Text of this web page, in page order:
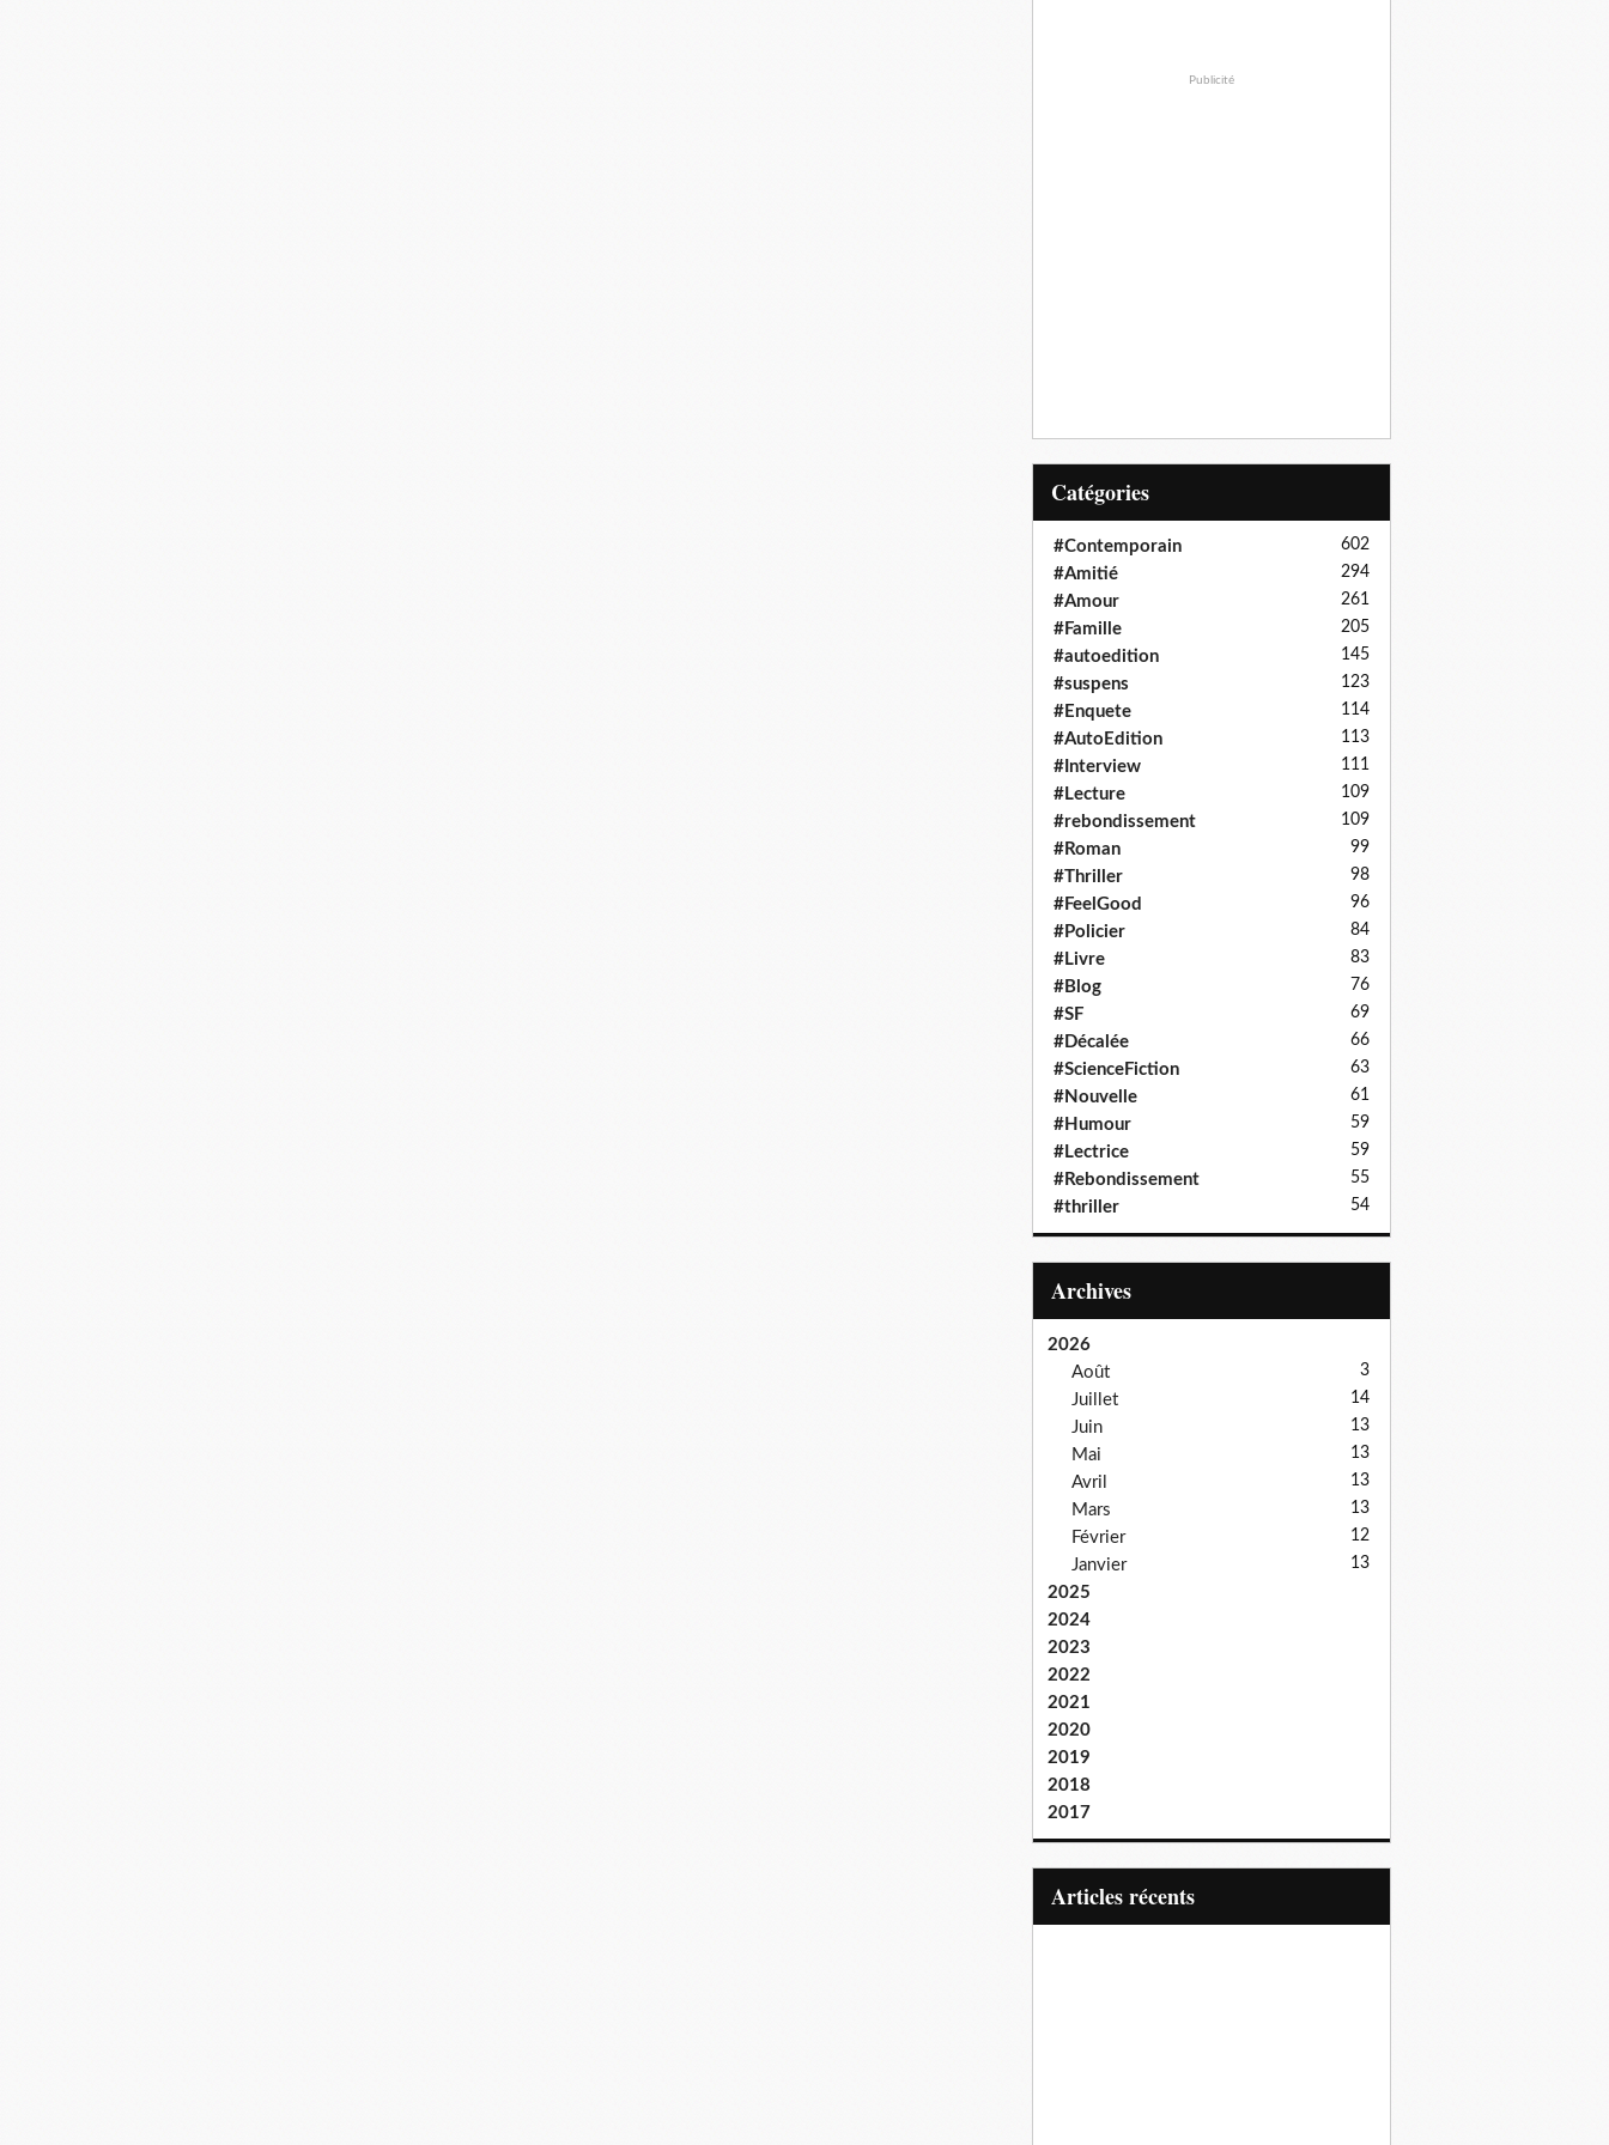
Publicité
Catégories
#Contemporain 602
#Amitié 294
#Amour 261
#Famille 205
#autoedition 145
#suspens 123
#Enquete 114
#AutoEdition 113
#Interview 111
#Lecture 109
#rebondissement 109
#Roman 99
#Thriller 98
#FeelGood 96
#Policier 84
#Livre 83
#Blog 76
#SF 69
#Décalée 66
#ScienceFiction 63
#Nouvelle 61
#Humour 59
#Lectrice 59
#Rebondissement 55
#thriller 54
Archives
2026
Août
3
Juillet 14
Juin 13
Mai 13
Avril 13
Mars 13
Février 12
Janvier 13
2025
2024
2023
2022
2021
2020
2019
2018
2017
articles récents